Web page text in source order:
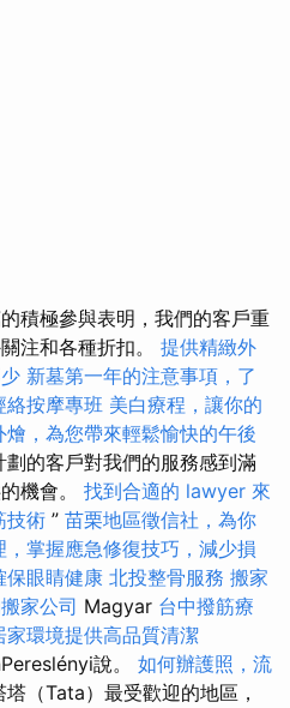
積極參與表明，我們的客戶重
注和各種折扣。 提供精緻外
新墓第一年的注意事項，了
絡按摩專班 美白療程，讓你的
燴，為您帶來輕鬆愉快的午後
的客戶對我們的服務感到滿
機會。 找到合適的 lawyer 來
技術 ” 苗栗地區徵信社，為你
掌握應急修復技巧，減少損
保眼睛健康 北投整骨服務 搬家
家公司 Magyar 台中撥筋療
環境提供高品質清潔
說。 如何辦護照，流
（Tata）最受歡迎的地區，